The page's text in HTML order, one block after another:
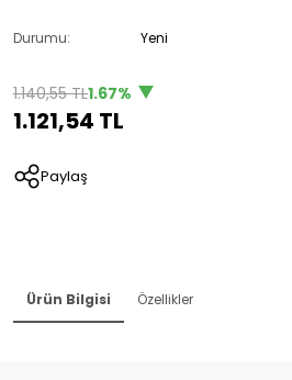
Durumu: Yeni
1.140,55 TL1.67%
1.121,54 TL
Paylaş
Ürün Bilgisi Özellikler